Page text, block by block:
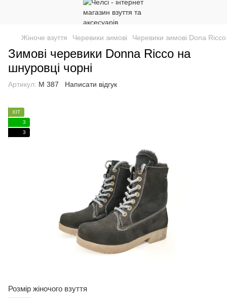
Жіноче взуття Черевики зимові Черевики зимові Dona Ricco
Зимові черевики Donna Ricco на
шнуровці чорні
Артикул: М 387 Написати відгук
ХІТ
3
3
Розмір жіночого взуття